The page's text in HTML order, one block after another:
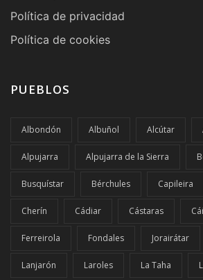
Política de privacidad
Política de cookies
PUEBLOS
Albondón Albuñol Alcútar
Alpujarra Alpujarra de la Sierra
Busquístar Bérchules Capileira
Cherín Cádiar Cástaras
Ferreirola Fondales Jorairátar
Lanjarón Laroles La Taha